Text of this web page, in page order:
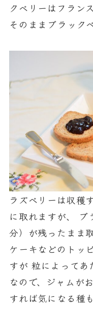
クベリーはフラン
そのままブラック
ラズベリーは収穫
に取れますが、
分）が残ったまま
ケーキなどのトッ
すが 粒によってあ
なので、ジャムが
すれば気になる種